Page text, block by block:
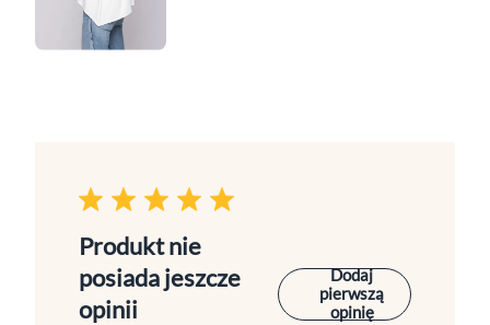
Produkt nie
posiada jeszcze
opinii
Dodaj
pierwszą
opinię